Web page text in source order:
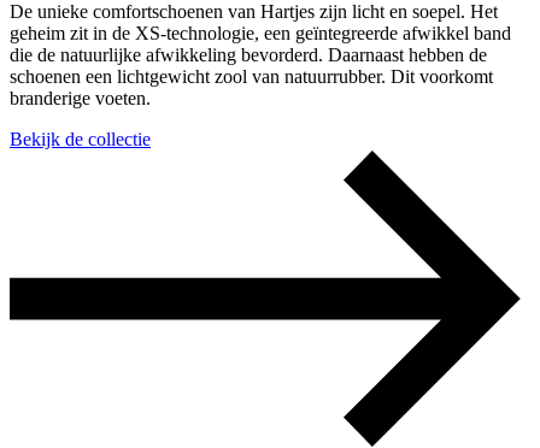
De unieke comfortschoenen van Hartjes zijn licht en soepel. Het
geheim zit in de XS-technologie, een geïntegreerde afwikkel band
die de natuurlijke afwikkeling bevorderd. Daarnaast hebben de
schoenen een lichtgewicht zool van natuurrubber. Dit voorkomt
branderige voeten.
Bekijk de collectie